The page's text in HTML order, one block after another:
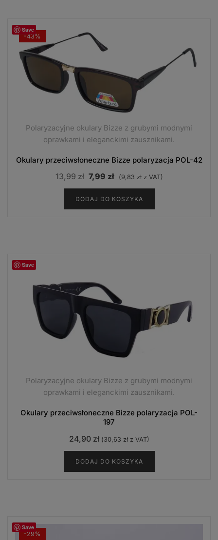
Save
-43%
Polaryzacyjne okulary Bizze z grubymi modnymi
oprawkami i eleganckimi zausznikami.
Okulary przeciwsłoneczne Bizze polaryzacja POL-42
13,99zł Pierwotna
cena
wynosiła:
13,99 zł.
7,99 zł Aktualna
cena
wynosi:
7,99 zł.
(9,83 złz VAT)
DODAJ DO KOSZYKA
Save
Polaryzacyjne okulary Bizze z grubymi modnymi
oprawkami i eleganckimi zausznikami.
Okulary przeciwsłoneczne Bizze polaryzacja POL-
197
24,90 zł (30,63 złz VAT)
DODAJ DO KOSZYKA
Save
-29%